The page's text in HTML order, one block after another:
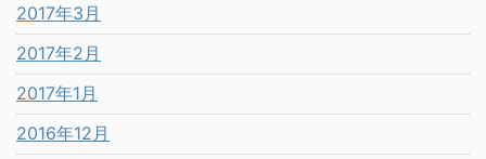
2017年3月
2017年2月
2017年1月
2016年12月